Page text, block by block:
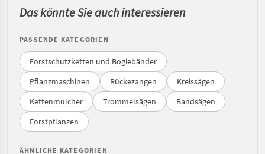
Das könnte Sie auch interessieren
PASSENDE KATEGORIEN
Forstschutzketten und Bogiebänder
Pflanzmaschinen
Rückezangen
Kreissägen
Kettenmulcher
Trommelsägen
Bandsägen
Forstpflanzen
ÄHNLICHE KATEGORIEN